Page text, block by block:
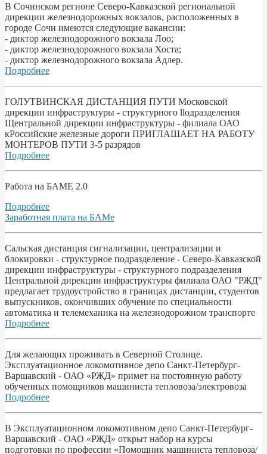
В Сочинском регионе Северо-Кавказской региональной
дирекции железнодорожных вокзалов, расположенных в
городе Сочи имеются следующие вакансии:
- диктор железнодорожного вокзала Лоо;
- диктор железнодорожного вокзала Хоста;
- диктор железнодорожного вокзала Адлер.
Подробнее
ГОЛУТВИНСКАЯ ДИСТАНЦИЯ ПУТИ Московской
дирекции инфраструкryры - структурного llодразделения
Щентральной дирекции инфраструктуры - филиала ОАО
кРоссийские железные дороги ПРИГЛАШАЕТ НА РАБОТУ
МОНТЕРОВ ПУТИ 3-5 разрядов
Подробнее
Работа на БАМЕ 2.0
Подробнее
Заработная плата на БАМе
Сальская дистанция сигнализации, централизации и
блокировки - структурное подразделение - Северо-Кавказской
дирекции инфраструктуры - структурного подразделения
Центральной дирекции инфраструктуры филиала ОАО "РЖД"
предлагает трудоустройство в границах дистанции, студентов
выпускников, окончивших обучение по специальности
автоматика и телемеханика на железнодорожном транспорте
Подробнее
Для желающих проживать в Северной Столице.
Эксплуатационное локомотивное депо Санкт-Петербург-
Варшавский - ОАО «РЖД» примет на постоянную работу
обученных помощников машиниста тепловоза/электровоза
Подробнее
В Эксплуатационном локомотивном депо Санкт-Петербург-
Варшавский - ОАО «РЖД» открыт набор на курсы
подготовки по профессии «Помощник машиниста тепловоза/